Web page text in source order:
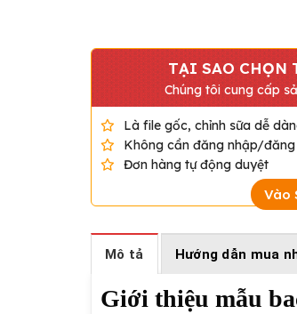
TẠI SAO CHỌN
Chúng tôi cung cấp
Là file gốc, chỉnh sữa dễ
Không cần đăng nhập/
Đơn hàng tự động duyệt
Vào
Mô tả Hướng dẫn mua
Giới thiệu mẫu